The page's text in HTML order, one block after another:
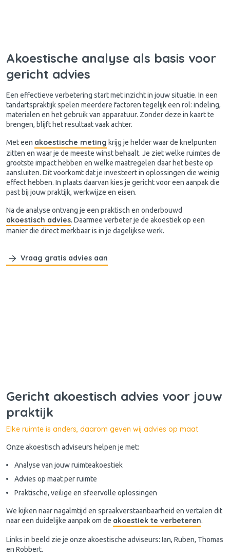
Akoestische analyse als basis voor
gericht advies
Een effectieve verbetering start met inzicht in jouw situatie. In een
tandartspraktijk spelen meerdere factoren tegelijk een rol: indeling,
materialen en het gebruik van apparatuur. Zonder deze in kaart te
brengen, blijft het resultaat vaak achter.
Met een akoestische meting krijg je helder waar de knelpunten
zitten en waar je de meeste winst behaalt. Je ziet welke ruimtes de
grootste impact hebben en welke maatregelen daar het beste op
aansluiten. Dit voorkomt dat je investeert in oplossingen die weinig
effect hebben. In plaats daarvan kies je gericht voor een aanpak die
past bij jouw praktijk, werkwijze en eisen.
Na de analyse ontvang je een praktisch en onderbouwd
akoestisch advies. Daarmee verbeter je de akoestiek op een
manier die direct merkbaar is in je dagelijkse werk.
Vraag gratis advies aan
Gericht akoestisch advies voor jouw
praktijk
Elke ruimte is anders, daarom geven wij advies op maat
Onze akoestisch adviseurs helpen je met:
Analyse van jouw ruimteakoestiek
Advies op maat per ruimte
Praktische, veilige en sfeervolle oplossingen
We kijken naar nagalmtijd en spraakverstaanbaarheid en vertalen dit
naar een duidelijke aanpak om de akoestiek te verbeteren.
Links in beeld zie je onze akoestische adviseurs: Ian, Ruben, Thomas
en Robbert.